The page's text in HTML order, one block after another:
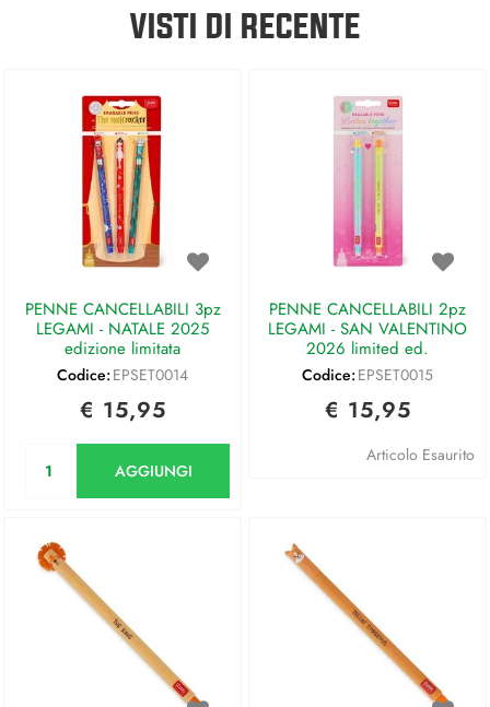
VISTI DI RECENTE
PENNE CANCELLABILI 3pz
LEGAMI - NATALE 2025
edizione limitata
Codice: EPSET0014
€ 15,95
AGGIUNGI
PENNE CANCELLABILI 2pz
LEGAMI - SAN VALENTINO
2026 limited ed.
Codice: EPSET0015
€ 15,95
Articolo Esaurito